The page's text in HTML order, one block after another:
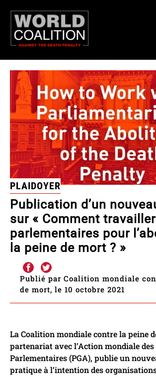
Publication d’un
sur « Comment
parlementaires pour
la peine de mort ? »
PLAIDOYER
Publié par Coalition mondiale
de mort, le 10 octobre 2021
La Coalition mondiale contre la peine
partenariat avec l’Action mondiale des
Parlementaires (PGA), publie un
pratique à l’intention des